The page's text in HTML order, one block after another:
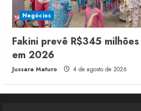
Negócios
Fakini prevê R$345
em 2026
Jussara Maturo 4 de agosto de 2026